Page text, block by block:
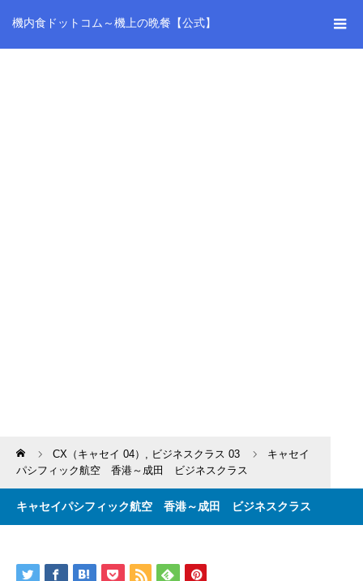
機内食ドットコム～機上の晩餐【公式】
Home CX（キャセイ 04） , ビジネスクラス 03
キャセイ
パシフィック航空 香港～成田 ビジネスクラス
キャセイパシフィック航空 香港～成田 ビジネスクラス